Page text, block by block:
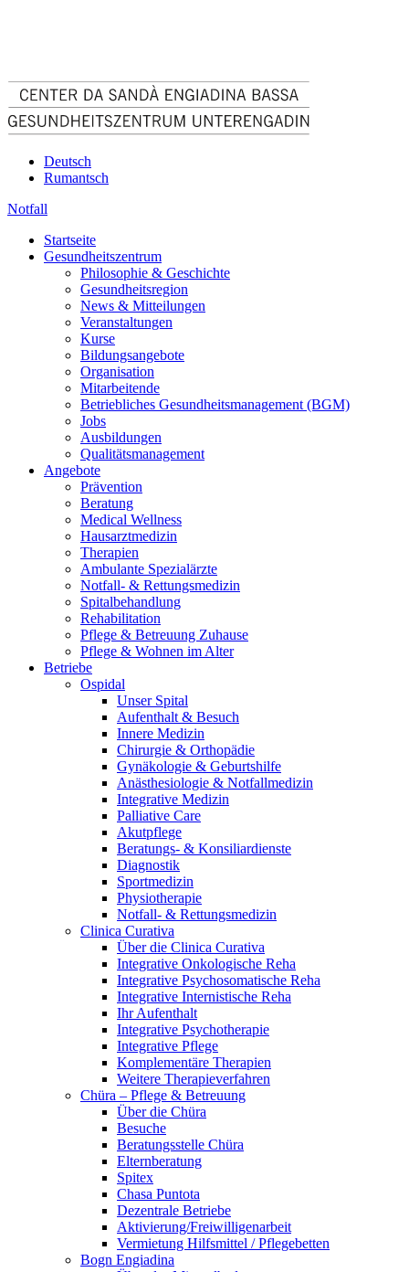
Deutsch
Rumantsch
Notfall
Startseite
Gesundheitszentrum
Philosophie & Geschichte
Gesundheitsregion
News & Mitteilungen
Veranstaltungen
Kurse
Bildungsangebote
Organisation
Mitarbeitende
Betriebliches Gesundheitsmanagement (BGM)
Jobs
Ausbildungen
Qualitätsmanagement
Angebote
Prävention
Beratung
Medical Wellness
Hausarztmedizin
Therapien
Ambulante Spezialärzte
Notfall- & Rettungsmedizin
Spitalbehandlung
Rehabilitation
Pflege & Betreuung Zuhause
Pflege & Wohnen im Alter
Betriebe
Ospidal
Unser Spital
Aufenthalt & Besuch
Innere Medizin
Chirurgie & Orthopädie
Gynäkologie & Geburtshilfe
Anästhesiologie & Notfallmedizin
Integrative Medizin
Palliative Care
Akutpflege
Beratungs- & Konsiliardienste
Diagnostik
Sportmedizin
Physiotherapie
Notfall- & Rettungsmedizin
Clinica Curativa
Über die Clinica Curativa
Integrative Onkologische Reha
Integrative Psychosomatische Reha
Integrative Internistische Reha
Ihr Aufenthalt
Integrative Psychotherapie
Integrative Pflege
Komplementäre Therapien
Weitere Therapieverfahren
Chüra – Pflege & Betreuung
Über die Chüra
Besuche
Beratungsstelle Chüra
Elternberatung
Spitex
Chasa Puntota
Dezentrale Betriebe
Aktivierung/Freiwilligenarbeit
Vermietung Hilfsmittel / Pflegebetten
Bogn Engiadina